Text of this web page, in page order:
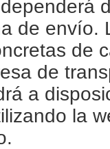
de envío.
de
de
a
la